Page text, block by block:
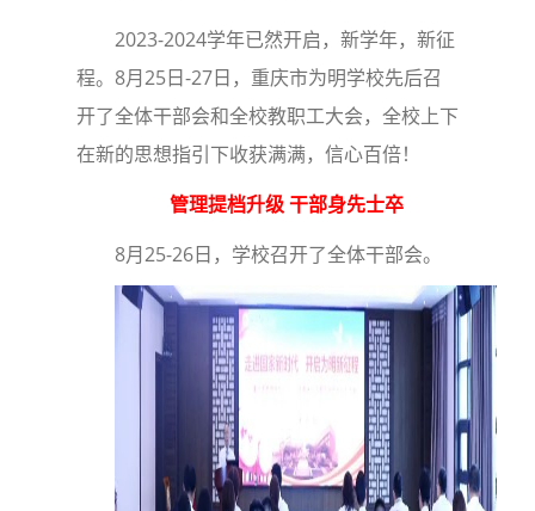
2023-2024学年已然开启，新学年，新征
程。8月25日-27日，重庆市为明学校先后召
开了全体干部会和全校教职工大会，全校上下
在新的思想指引下收获满满，信心百倍！
管理提档升级 干部身先士卒
8月25-26日，学校召开了全体干部会。